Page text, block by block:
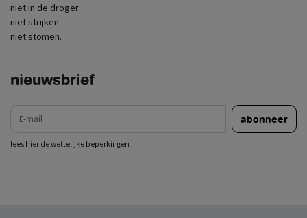
niet in de droger.
niet strijken.
niet stomen.
nieuwsbrief
abonneer
lees hier de wettelijke beperkingen